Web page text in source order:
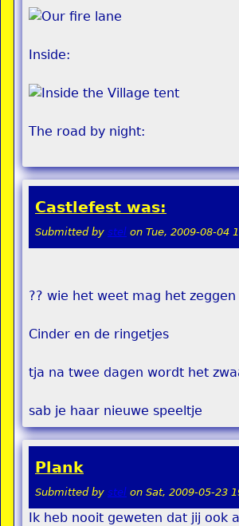
Inside:
The road by night:
Castlefest was:
Submitted by stel on Tue, 2009-08-04
?? wie het weet mag het zeggen
Cinder en de ringetjes
tja na twee dagen wordt het
sab je haar nieuwe speeltje
Plank
Submitted by stel on Sat, 2009-05-23
Ik heb nooit geweten dat jij ook